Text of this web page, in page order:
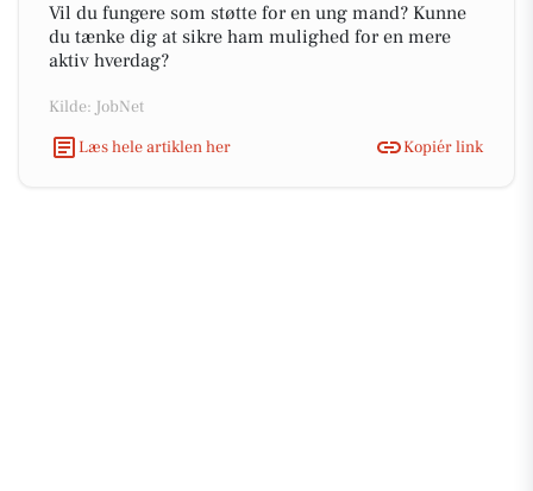
Vil du fungere som støtte for en ung mand? Kunne
du tænke dig at sikre ham mulighed for en mere
aktiv hverdag?
Kilde: JobNet
Læs hele artiklen her
Kopiér link